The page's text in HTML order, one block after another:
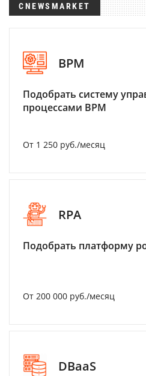
CNEWSMARKET
BPM
Подобрать систему
процессами BPM
От 1 250 руб./месяц
RPA
Подобрать платформу
От 200 000 руб./месяц
DBaaS